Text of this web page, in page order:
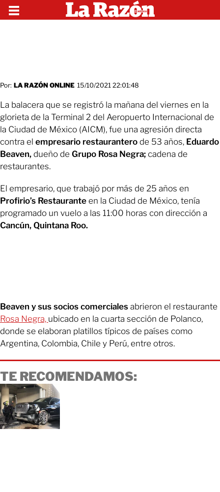
Por: LA RAZÓN ONLINE 15/10/2021 22:01:48
La balacera que se registró la mañana del viernes en la
glorieta de la Terminal 2 del Aeropuerto Internacional de
la Ciudad de México (AICM), fue una agresión directa
contra el empresario restaurantero de 53 años, Eduardo
Beaven, dueño de Grupo Rosa Negra; cadena de
restaurantes.
El empresario, que trabajó por más de 25 años en
Profirio’s Restaurante en la Ciudad de México, tenía
programado un vuelo a las 11:00 horas con dirección a
Cancún, Quintana Roo.
Beaven y sus socios comerciales abrieron el restaurante
Rosa Negra, ubicado en la cuarta sección de Polanco,
donde se elaboran platillos típicos de países como
Argentina, Colombia, Chile y Perú, entre otros.
TE RECOMENDAMOS: